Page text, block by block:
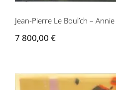
Jean-Pierre Le Boul’ch –
7 800,00 €